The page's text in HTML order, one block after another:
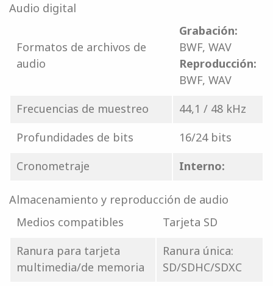
Audio digital
Formatos de archivos de
audio
Grabación:
BWF, WAV
Reproducción:
BWF, WAV
Frecuencias de muestreo
44,1 / 48 kHz
Profundidades de bits
16/24 bits
Cronometraje
Interno:
Almacenamiento y reproducción de audio
Medios compatibles
Tarjeta SD
Ranura para tarjeta
multimedia/de memoria
Ranura única:
SD/SDHC/SDXC